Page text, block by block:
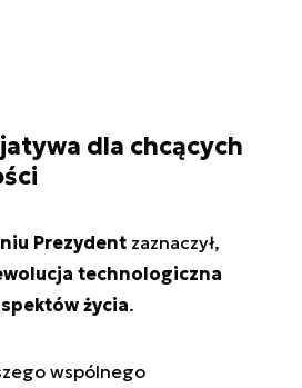
dla chcących
Prezydent zaznaczył,
technologiczna
życia.
wspólnego